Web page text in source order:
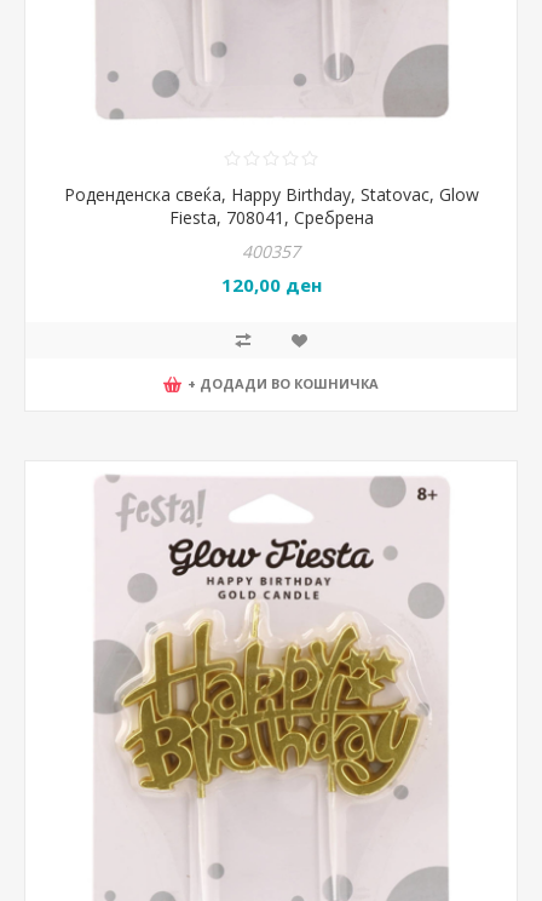
Роденденска свеќа, Happy Birthday, Statovac, Glow
Fiesta, 708041, Сребрена
400357
120,00 ден
+ ДОДАДИ ВО КОШНИЧКА